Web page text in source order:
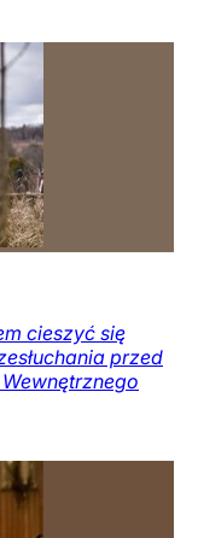
cieszyć się
przed